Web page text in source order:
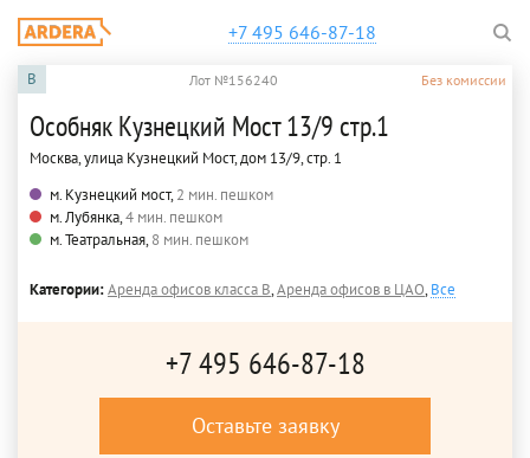
+7 495 646-87-18
B Лот №156240 Без комиссии
Особняк Кузнецкий Мост 13/9 стр.1
Москва, улица Кузнецкий Мост, дом 13/9, стр. 1
м. Кузнецкий мост,2 мин. пешком
м. Лубянка,4 мин. пешком
м. Театральная,8 мин. пешком
Категории:Аренда офисов класса B,Аренда офисов в ЦАО,Все
+7 495 646-87-18
Оставьте заявку